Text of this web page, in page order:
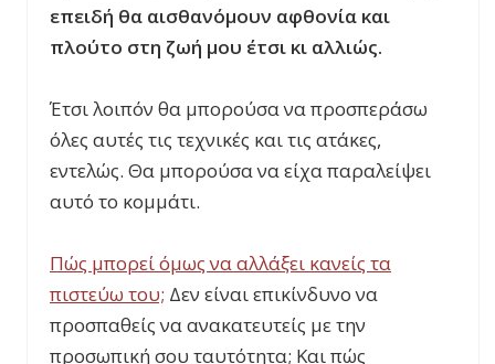
επειδή θα αισθανόμουν αφθονία και
πλούτο στη ζωή μου έτσι κι αλλιώς.
Έτσι λοιπόν θα μπορούσα να προσπεράσω
όλες αυτές τις τεχνικές και τις ατάκες,
εντελώς. Θα μπορούσα να είχα παραλείψει
αυτό το κομμάτι.
Πώς μπορεί όμως να αλλάξει κανείς τα
πιστεύω του; Δεν είναι επικίνδυνο να
προσπαθείς να ανακατευτείς με την
προσωπική σου ταυτότητα; Και πώς